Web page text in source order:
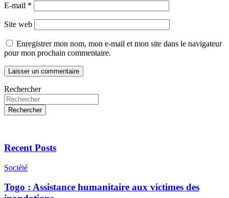
E-mail *
Site web
Enregistrer mon nom, mon e-mail et mon site dans le navigateur
pour mon prochain commentaire.
Rechercher
Rechercher
Recent Posts
Société
Togo : Assistance humanitaire aux victimes des